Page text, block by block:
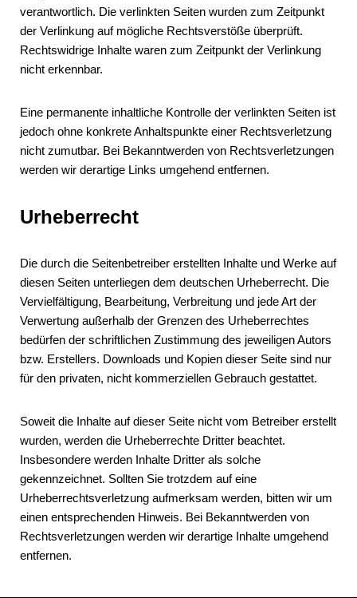
verantwortlich. Die verlinkten Seiten wurden zum Zeitpunkt
der Verlinkung auf mögliche Rechtsverstöße überprüft.
Rechtswidrige Inhalte waren zum Zeitpunkt der Verlinkung
nicht erkennbar.
Eine permanente inhaltliche Kontrolle der verlinkten Seiten ist
jedoch ohne konkrete Anhaltspunkte einer Rechtsverletzung
nicht zumutbar. Bei Bekanntwerden von Rechtsverletzungen
werden wir derartige Links umgehend entfernen.
Urheberrecht
Die durch die Seitenbetreiber erstellten Inhalte und Werke auf
diesen Seiten unterliegen dem deutschen Urheberrecht. Die
Vervielfältigung, Bearbeitung, Verbreitung und jede Art der
Verwertung außerhalb der Grenzen des Urheberrechtes
bedürfen der schriftlichen Zustimmung des jeweiligen Autors
bzw. Erstellers. Downloads und Kopien dieser Seite sind nur
für den privaten, nicht kommerziellen Gebrauch gestattet.
Soweit die Inhalte auf dieser Seite nicht vom Betreiber erstellt
wurden, werden die Urheberrechte Dritter beachtet.
Insbesondere werden Inhalte Dritter als solche
gekennzeichnet. Sollten Sie trotzdem auf eine
Urheberrechtsverletzung aufmerksam werden, bitten wir um
einen entsprechenden Hinweis. Bei Bekanntwerden von
Rechtsverletzungen werden wir derartige Inhalte umgehend
entfernen.